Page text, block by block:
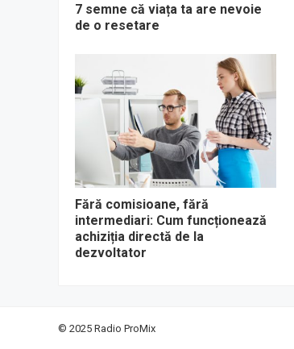
7 semne că viața ta are nevoie
de o resetare
Fără comisioane, fără
intermediari: Cum funcționează
achiziția directă de la
dezvoltator
© 2025 Radio ProMix